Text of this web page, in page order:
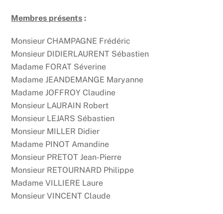
Membres présents :
Monsieur CHAMPAGNE Frédéric
Monsieur DIDIERLAURENT Sébastien
Madame FORAT Séverine
Madame JEANDEMANGE Maryanne
Madame JOFFROY Claudine
Monsieur LAURAIN Robert
Monsieur LEJARS Sébastien
Monsieur MILLER Didier
Madame PINOT Amandine
Monsieur PRETOT Jean-Pierre
Monsieur RETOURNARD Philippe
Madame VILLIERE Laure
Monsieur VINCENT Claude